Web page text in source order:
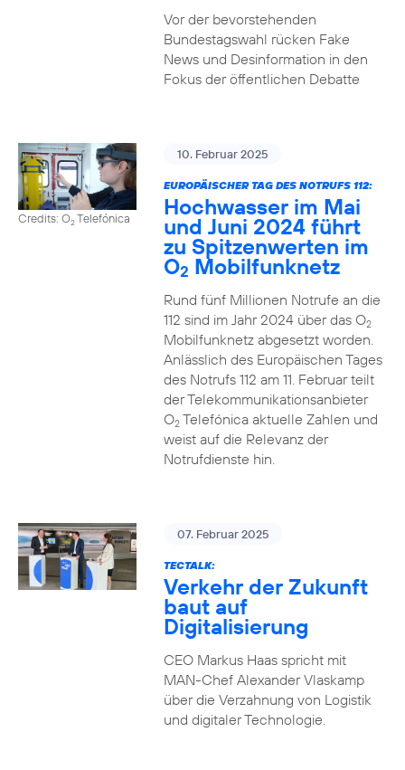
Vor der bevorstehenden
Bundestagswahl rücken Fake
News und Desinformation in den
Fokus der öffentlichen Debatte
Credits: O2Telefónica
10. Februar 2025
EUROPÄISCHER TAG DES NOTRUFS 112:
Hochwasser im Mai
und Juni 2024 führt
zu Spitzenwerten im
O2 Mobilfunknetz
Rund fünf Millionen Notrufe an die
112 sind im Jahr 2024 über das O2
Mobilfunknetz abgesetzt worden.
Anlässlich des Europäischen Tages
des Notrufs 112 am 11. Februar teilt
der Telekommunikationsanbieter
O2Telefónica aktuelle Zahlen und
weist auf die Relevanz der
Notrufdienste hin.
07. Februar 2025
TECTALK:
Verkehr der Zukunft
baut auf
Digitalisierung
CEO Markus Haas spricht mit
MAN-Chef Alexander Vlaskamp
über die Verzahnung von Logistik
und digitaler Technologie.